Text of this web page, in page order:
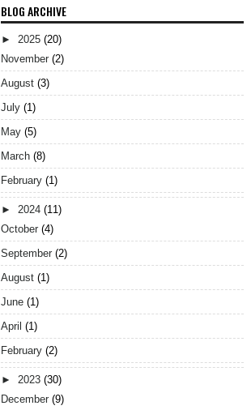
BLOG ARCHIVE
► 2025 (20)
November (2)
August (3)
July (1)
May (5)
March (8)
February (1)
► 2024 (11)
October (4)
September (2)
August (1)
June (1)
April (1)
February (2)
► 2023 (30)
December (9)